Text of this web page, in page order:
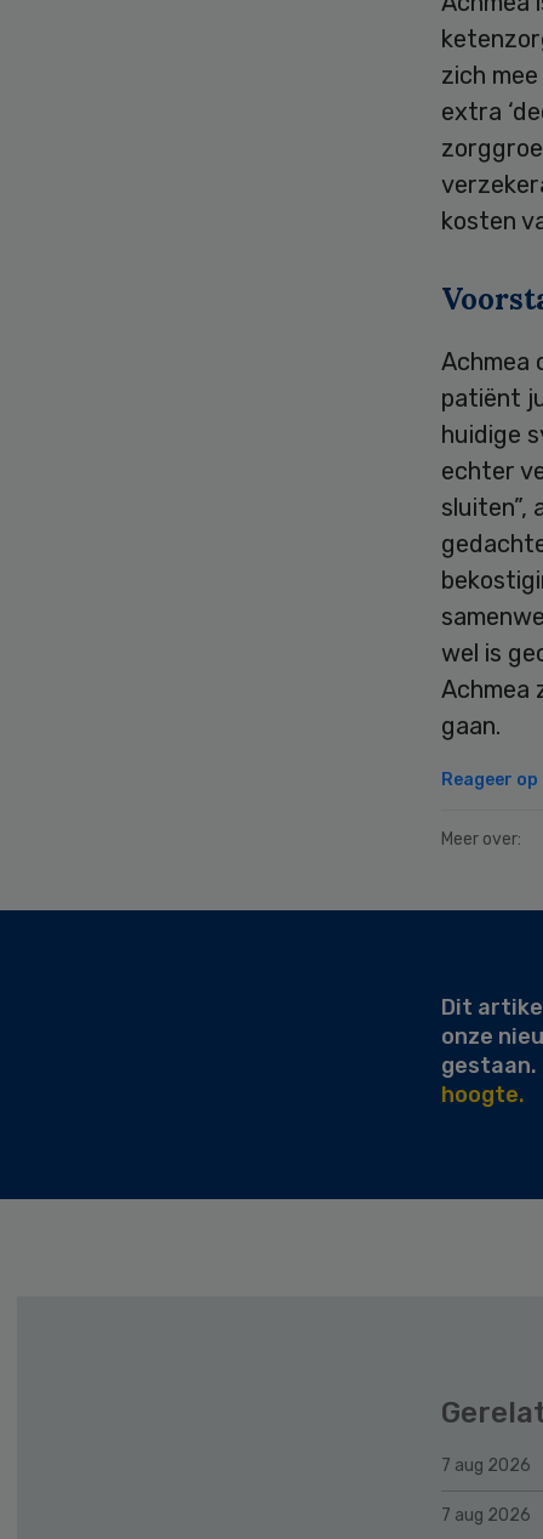
zich
extra
kosten
Achmea
patiënt
huidige
echter
sluiten”,
wel is
Achmea
gaan.
Reageer
Meer over:
Dit
onze
gestaan.
hoogte.
7 aug 2026
7 aug 2026